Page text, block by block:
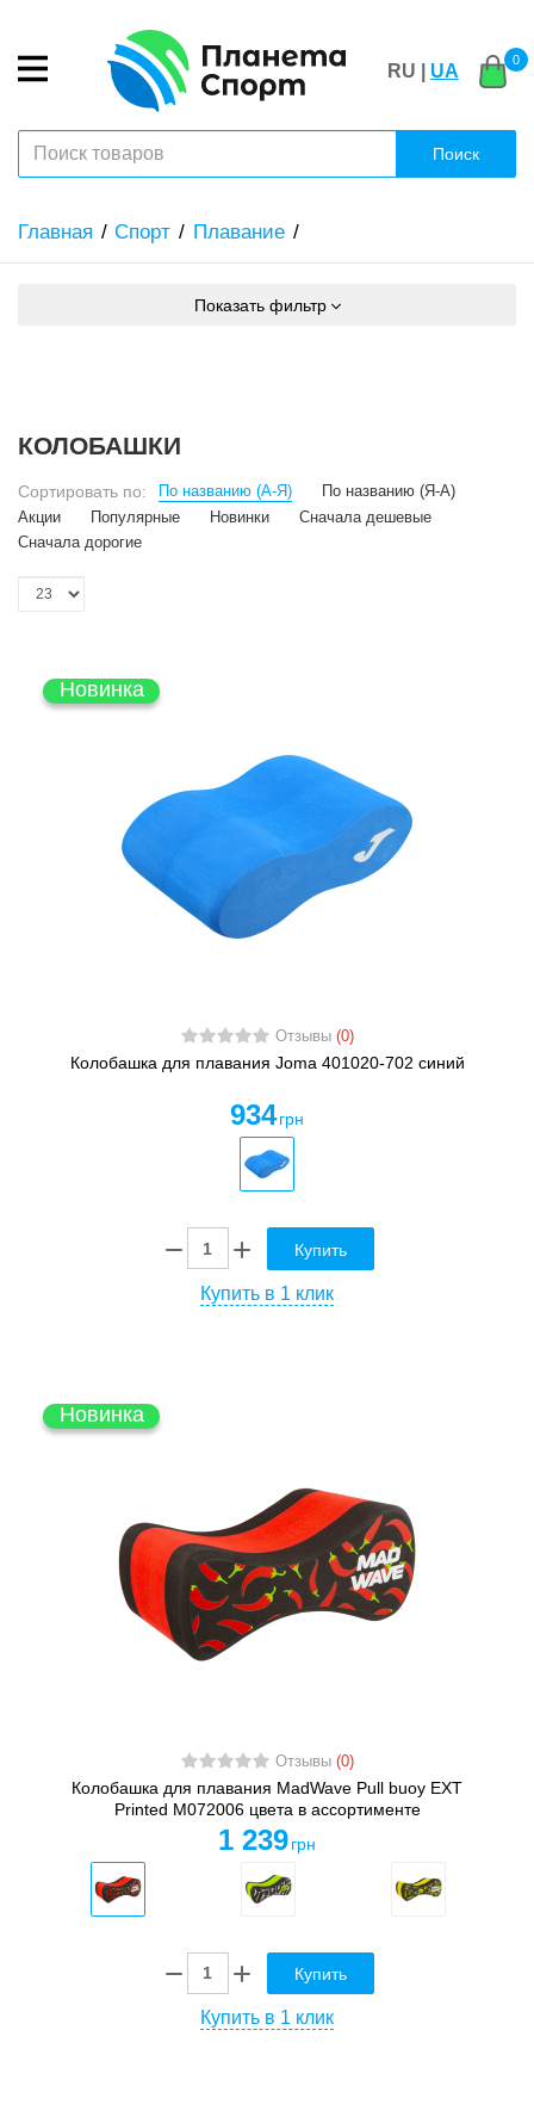
RU | UA
0
Поиск
Главная Спорт Плавание
Показать фильтр
КОЛОБАШКИ
Сортировать по: По названию (А-Я)
По названию (Я-А)
Акции
Популярные Новинки
Сначала дешевые
Сначала дорогие
Новинка
Отзывы (0)
Колобашка для плавания Joma 401020-702 синий
934 грн
Купить
Купить в 1 клик
Новинка
Отзывы (0)
Колобашка для плавания MadWave Pull buoy EXT
Printed M072006 цвета в ассортименте
1 239 грн
Купить
Купить в 1 клик